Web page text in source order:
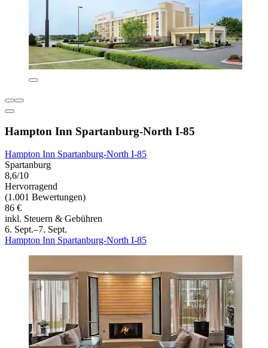
Hampton Inn Spartanburg-North I-85
Hampton Inn Spartanburg-North I-85
Spartanburg
8,6/10
Hervorragend
(1.001 Bewertungen)
86 €
inkl. Steuern & Gebühren
6. Sept.–7. Sept.
Hampton Inn Spartanburg-North I-85